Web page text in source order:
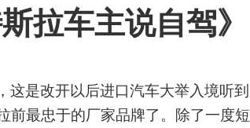
拉车主说自驾》
这是改开以后进口汽车大举入境听到
前最忠于的厂家品牌了。除了一度短